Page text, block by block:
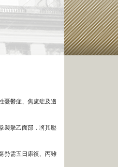
憂鬱症、焦慮症及邊
襲擊乙面部，將其壓
勢需五日康復。丙雖